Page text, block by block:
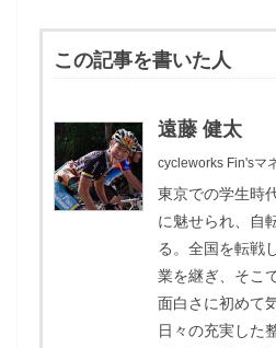
この記事を書いた人
遠藤 健太
cycleworks Fin'sマ
東京での学生時
に魅せられ、自
る。全国を転戦
業を継ぎ、そこ
面白さに初めて
日々の充実した